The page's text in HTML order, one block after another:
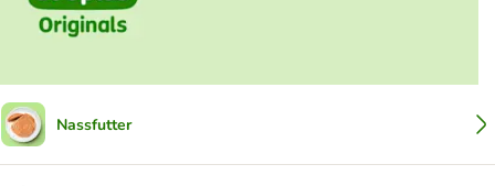
Nassfutter